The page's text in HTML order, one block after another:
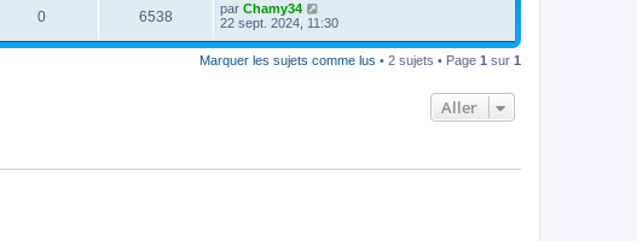
0 6538 par Chamy34
22 sept. 2024, 11:30
Marquer les sujets comme lus • 2 sujets • Page 1 sur 1
Aller